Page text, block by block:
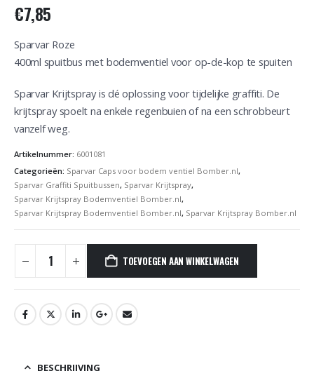
€7,85
Sparvar Roze
400ml spuitbus met bodemventiel voor op-de-kop te spuiten
Sparvar Krijtspray is dé oplossing voor tijdelijke graffiti. De
krijtspray spoelt na enkele regenbuien of na een schrobbeurt
vanzelf weg.
Artikelnummer: 6001081
Categorieën: Sparvar Caps voor bodem ventiel Bomber.nl,
Sparvar Graffiti Spuitbussen, Sparvar Krijtspray,
Sparvar Krijtspray Bodemventiel Bomber.nl,
Sparvar Krijtspray Bodemventiel Bomber.nl, Sparvar Krijtspray Bomber.nl
TOEVOEGEN AAN WINKELWAGEN
BESCHRIJVING